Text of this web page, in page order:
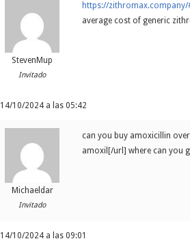
StevenMup
Invitado
https://zithromax.company/
average cost of generic
14/10/2024 a las 05:42
Michaeldar
Invitado
can you buy amoxicillin
amoxil[/url] where can you
14/10/2024 a las 09:01